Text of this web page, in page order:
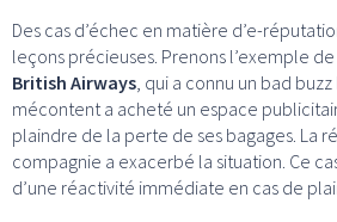
Des cas d’échec en matière d’e-
leçons précieuses. Prenons l’exemple
British Airways , qui a connu un bad
mécontent a acheté un espace
plaindre de la perte de ses bagages. La
compagnie a exacerbé la situation. Ce
d’une réactivité immédiate en cas de